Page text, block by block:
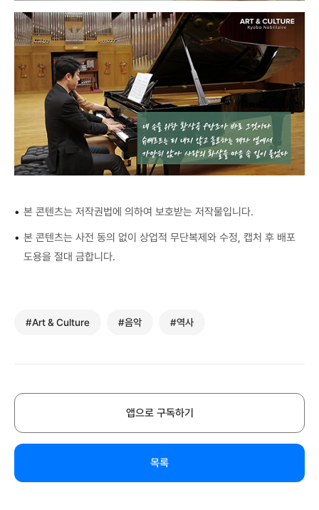
• 본 콘텐츠는 저작권법에 의하여 보호받는 저작물입니다.
• 본 콘텐츠는 사전 동의 없이 상업적 무단복제와 수정, 캡처 후 배포
도용을 절대 금합니다.
#Art & Culture #음악 #역사
앱으로 구독하기
목록